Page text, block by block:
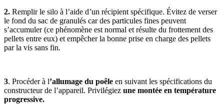
2. Remplir le silo à l’aide d’un récipient spécifique. Évitez de verser
le fond du sac de granulés car des particules fines peuvent
s’accumuler (ce phénomène est normal et résulte du frottement des
pellets entre eux) et empêcher la bonne prise en charge des pellets
par la vis sans fin.
3. Procéder à l’allumage du poêle en suivant les spécifications du
constructeur de l’appareil. Privilégiez une montée en température
progressive.